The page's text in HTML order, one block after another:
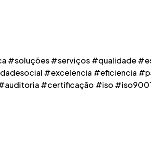
#soluções #serviços #qualidade
#excelencia #eficiencia
#certificação #iso